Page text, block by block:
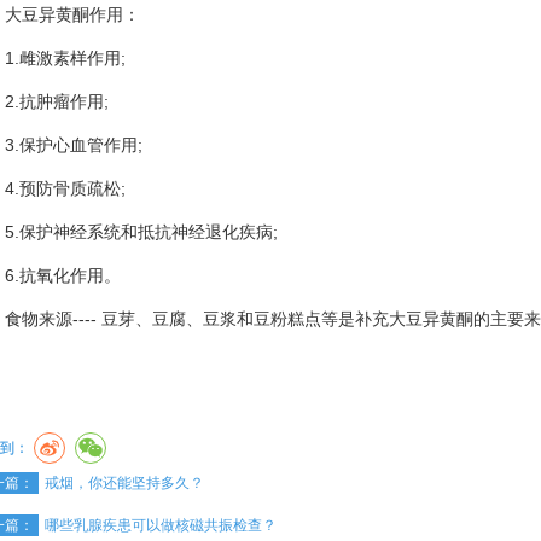
异黄酮作用：
激素样作用;
肿瘤作用;
护心血管作用;
防骨质疏松;
护神经系统和抵抗神经退化疾病;
氧化作用。
来源---- 豆芽、豆腐、豆浆和豆粉糕点等是补充大豆异黄酮的主要
：
： 戒烟，你还能坚持多久？
： 哪些乳腺疾患可以做核磁共振检查？